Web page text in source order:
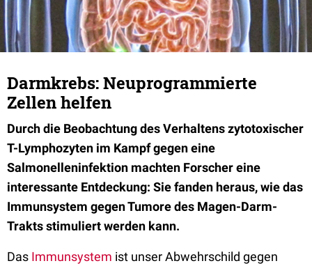
Darmkrebs: Neuprogrammierte
Zellen helfen
Durch die Beobachtung des Verhaltens zytotoxischer
T-Lymphozyten im Kampf gegen eine
Salmonelleninfektion machten Forscher eine
interessante Entdeckung: Sie fanden heraus, wie das
Immunsystem gegen Tumore des Magen-Darm-
Trakts stimuliert werden kann.
Das Immunsystem ist unser Abwehrschild gegen